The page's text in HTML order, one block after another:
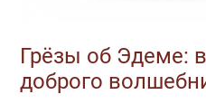
Грёзы об Эдеме:
доброго